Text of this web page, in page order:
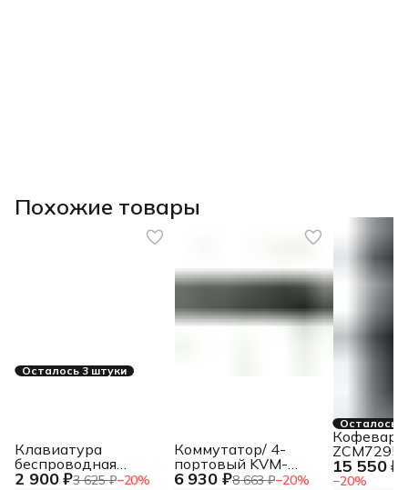
Похожие товары
Осталось 3 штуки
2 900 ₽3 625 ₽−20%
Клавиатура
беспроводная
Gembird KBW-7
6 930 ₽8 663 ₽−20%
Коммутатор/ 4-
портовый KVM-
переключатель с
Осталось
15 550 ₽
−20%
ZCM7295